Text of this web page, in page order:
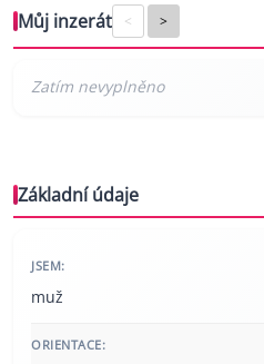
Můj inzerát < >
Základní údaje
JSEM:
muž
ORIENTACE: